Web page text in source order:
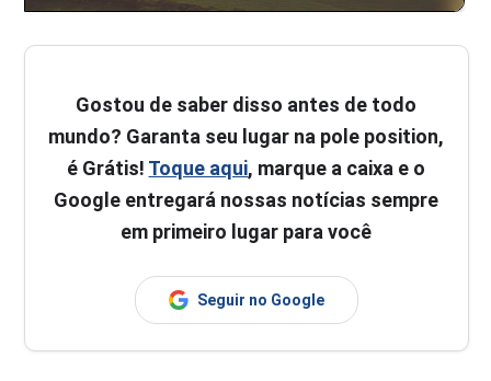
Gostou de saber disso antes de todo
mundo? Garanta seu lugar na pole position,
é Grátis! Toque aqui, marque a caixa e o
Google entregará nossas notícias sempre
em primeiro lugar para você
Seguir no Google